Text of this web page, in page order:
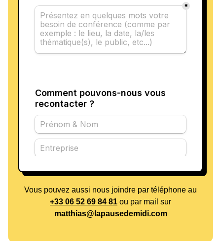
Vous pouvez aussi nous joindre par téléphone au
+33 06 52 69 84 81 ou par mail sur
matthias@lapausedemidi.com